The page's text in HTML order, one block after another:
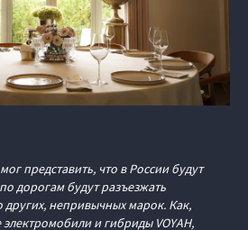
представить, что в России будут
дорогам будут разъезжать
непривычных марок. Как,
и гибриды VOYAH,